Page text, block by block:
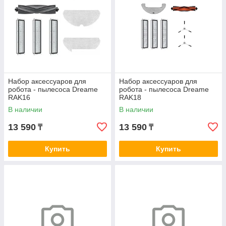
Набор аксессуаров для
робота - пылесоса Dreame
RAK16
В наличии
13 590 ₸
Купить
Набор аксессуаров для
робота - пылесоса Dreame
RAK18
В наличии
13 590 ₸
Купить